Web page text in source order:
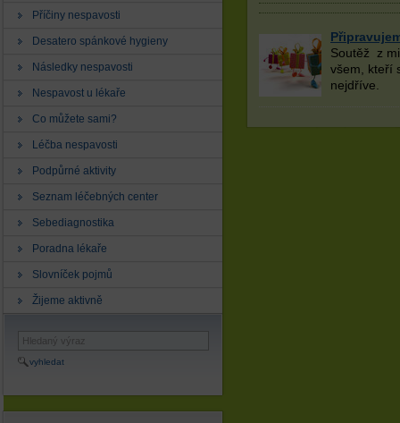
Příčiny nespavosti
Desatero spánkové hygieny
Následky nespavosti
Nespavost u lékaře
Co můžete sami?
Léčba nespavosti
Podpůrné aktivity
Seznam léčebných center
Sebediagnostika
Poradna lékaře
Slovníček pojmů
Žijeme aktivně
vyhledat
Soutěž z
všem, kteří
nejdříve.